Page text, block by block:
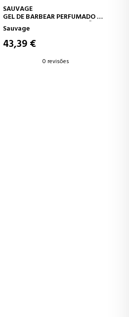
ADICIONAR AO CARRINHO
SAUVAGE
GEL DE BARBEAR PERFUMADO -
AJUDA A PREVENIR IRRITAÇÕES -
ALTA PRECISÃO
Sauvage
43,39 €
0 revisões